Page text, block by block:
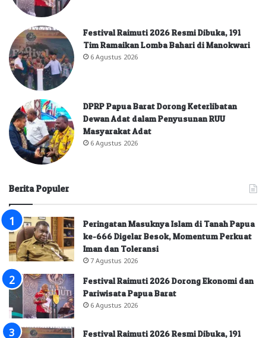
Festival Raimuti 2026 Resmi Dibuka, 191
Tim Ramaikan Lomba Bahari di Manokwari
6 Agustus 2026
DPRP Papua Barat Dorong Keterlibatan
Dewan Adat dalam Penyusunan RUU
Masyarakat Adat
6 Agustus 2026
Berita Populer
Peringatan Masuknya Islam di Tanah Papua
ke-666 Digelar Besok, Momentum Perkuat
Iman dan Toleransi
7 Agustus 2026
Festival Raimuti 2026 Dorong Ekonomi dan
Pariwisata Papua Barat
6 Agustus 2026
Festival Raimuti 2026 Resmi Dibuka, 191